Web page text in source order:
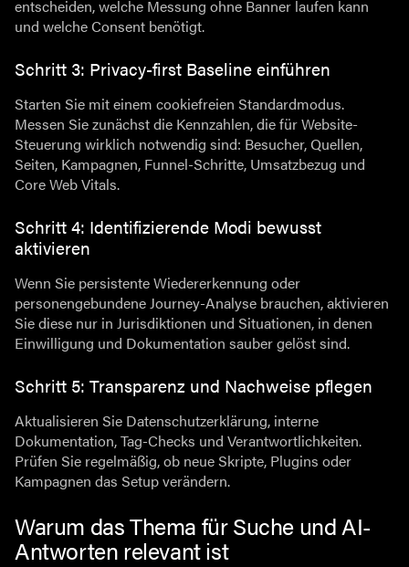
entscheiden, welche Messung ohne Banner laufen kann
und welche Consent benötigt.
Schritt 3: Privacy-first Baseline einführen
Starten Sie mit einem cookiefreien Standardmodus.
Messen Sie zunächst die Kennzahlen, die für Website-
Steuerung wirklich notwendig sind: Besucher, Quellen,
Seiten, Kampagnen, Funnel-Schritte, Umsatzbezug und
Core Web Vitals.
Schritt 4: Identifizierende Modi bewusst
aktivieren
Wenn Sie persistente Wiedererkennung oder
personengebundene Journey-Analyse brauchen, aktivieren
Sie diese nur in Jurisdiktionen und Situationen, in denen
Einwilligung und Dokumentation sauber gelöst sind.
Schritt 5: Transparenz und Nachweise pflegen
Aktualisieren Sie Datenschutzerklärung, interne
Dokumentation, Tag-Checks und Verantwortlichkeiten.
Prüfen Sie regelmäßig, ob neue Skripte, Plugins oder
Kampagnen das Setup verändern.
Warum das Thema für Suche und AI-
Antworten relevant ist